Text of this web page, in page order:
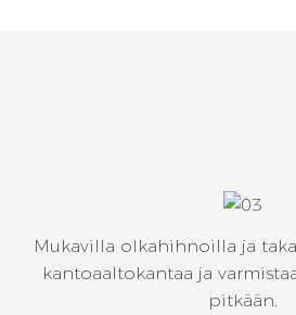
Mukavilla olkahihnoilla ja
kantoaaltokantaa ja
pitkään.